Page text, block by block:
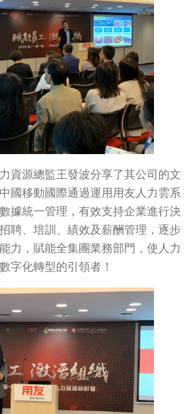
資源總監王發波分享了其公司的文
國移動國際通過運用用友人力雲系
據統一管理，有效支持企業進行決
聘、培訓、績效及薪酬管理，逐步
力，賦能全集團業務部門，使人力
字化轉型的引領者！